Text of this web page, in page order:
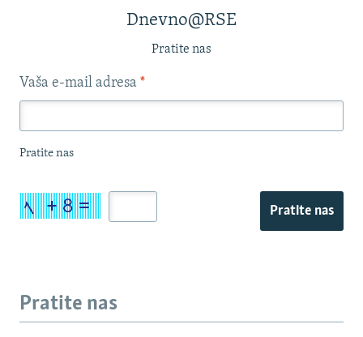
Dnevno@RSE
Pratite nas
Vaša e-mail adresa *
Pratite nas
Pratite nas
Pratite nas